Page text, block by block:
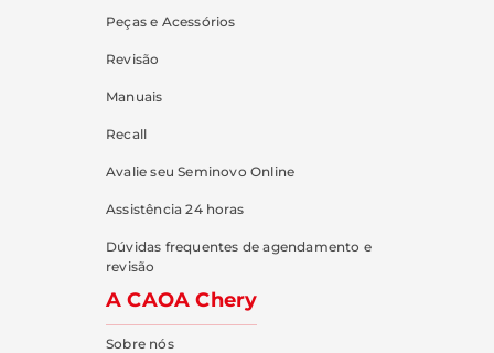
Peças e Acessórios
Revisão
Manuais
Recall
Avalie seu Seminovo Online
Assistência 24 horas
Dúvidas frequentes de agendamento e
revisão
A CAOA Chery
Sobre nós